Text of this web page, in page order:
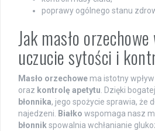
poprawy ogólnego stanu
Jak masło
uczucie sytości i
Masło orzechowe ma istotny
oraz kontrolę apetytu. Dzięki
błonnika, jego spożycie sprawia, że
najedzeni. Białko wspomaga nasz
błonnikspowalnia wchłanianie